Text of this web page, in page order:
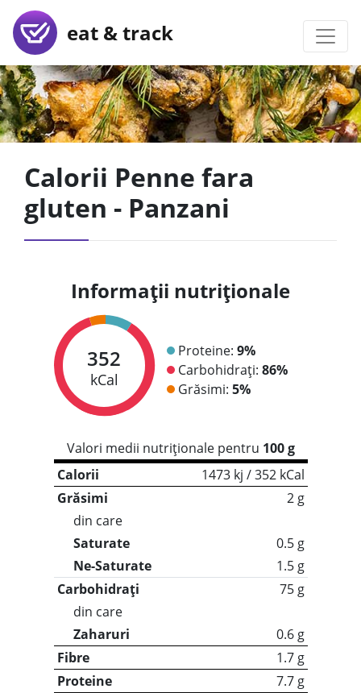
eat & track
Calorii Penne fara
gluten - Panzani
Informații nutriționale
352
kCal
Proteine: 9%
Carbohidrați: 86%
Grăsimi: 5%
Valori medii nutriționale pentru 100 g
Calorii
1473 kj / 352 kCal
Grăsimi
2 g
din care
Saturate
0.5 g
Ne-Saturate
1.5 g
Carbohidrați
75 g
din care
Zaharuri
0.6 g
Fibre
1.7 g
Proteine
7.7 g